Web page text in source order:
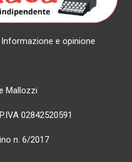
e opinione
Mallozzi
02842520591
n. 6/2017